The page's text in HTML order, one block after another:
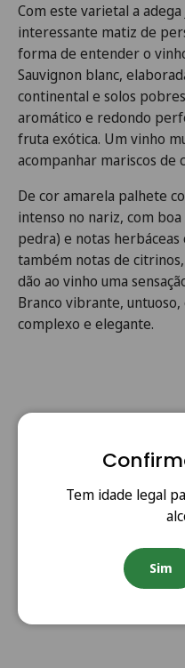
Com este varietal a
interessante matiz de
forma de entender o
Sauvignon blanc,
continental e solos
aromático e redondo
fruta exótica. Um vinho
acompanhar mariscos de
De cor amarela palhete
intenso no nariz, com
pedra) e notas herbáceas
também notas de
dão ao vinho uma
Branco vibrante,
complexo e elegante.
Tem idade legal
Sim
Portes grátis em todas